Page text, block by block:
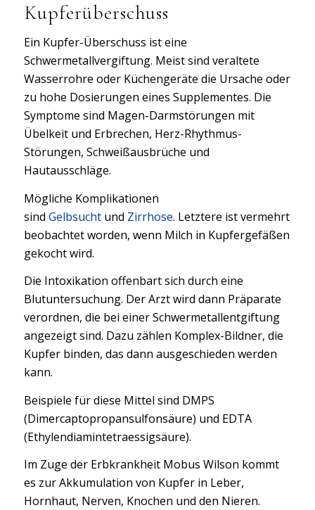
Kupferüberschuss
Ein Kupfer-Überschuss ist eine
Schwermetallvergiftung. Meist sind veraltete
Wasserrohre oder Küchengeräte die Ursache oder
zu hohe Dosierungen eines Supplementes. Die
Symptome sind Magen-Darmstörungen mit
Übelkeit und Erbrechen, Herz-Rhythmus-
Störungen, Schweißausbrüche und
Hautausschläge.
Mögliche Komplikationen
sind Gelbsuchtund Zirrhose. Letztere ist vermehrt
beobachtet worden, wenn Milch in Kupfergefäßen
gekocht wird.
Die Intoxikation offenbart sich durch eine
Blutuntersuchung. Der Arzt wird dann Präparate
verordnen, die bei einer Schwermetallentgiftung
angezeigt sind. Dazu zählen Komplex-Bildner, die
Kupfer binden, das dann ausgeschieden werden
kann.
Beispiele für diese Mittel sind DMPS
(Dimercaptopropansulfonsäure) und EDTA
(Ethylendiamintetraessigsäure).
Im Zuge der Erbkrankheit Mobus Wilson kommt
es zur Akkumulation von Kupfer in Leber,
Hornhaut, Nerven, Knochen und den Nieren.